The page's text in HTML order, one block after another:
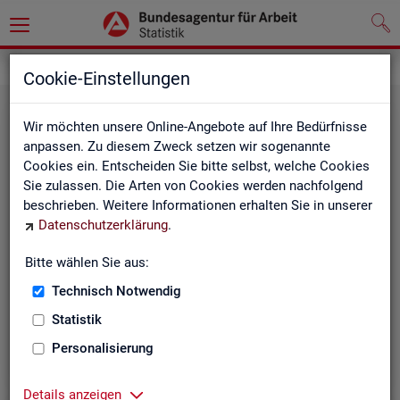
Cookie-Einstellungen
Wir möchten unsere Online-Angebote auf Ihre Bedürfnisse
anpassen. Zu diesem Zweck setzen wir sogenannte
Cookies ein. Entscheiden Sie bitte selbst, welche Cookies
Sie zulassen. Die Arten von Cookies werden nachfolgend
beschrieben. Weitere Informationen erhalten Sie in unserer
Datenschutzerklärung.
Bitte wählen Sie aus:
Technisch Notwendig
Statistik
Personalisierung
Details anzeigen
Der Bericht gibt einen Überblick über die aktuelle
Entwicklung am Arbeits- und Ausbildungsmarkt in